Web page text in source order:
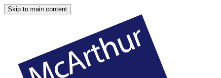
Skip to main content